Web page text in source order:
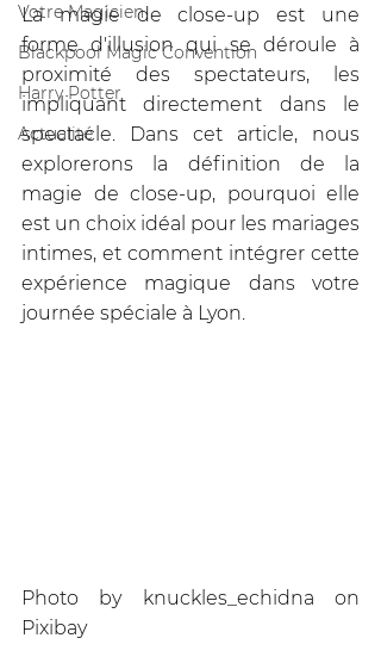
Votre Magicien
Blackpool Magic Convention
Harry Potter
Actualité
La magie de close-up est une
forme d'illusion qui se déroule à
proximité des spectateurs, les
impliquant directement dans le
spectacle. Dans cet article, nous
explorerons la définition de la
magie de close-up, pourquoi elle
est un choix idéal pour les mariages
intimes, et comment intégrer cette
expérience magique dans votre
journée spéciale à Lyon.
‍Photo by knuckles_echidna on
Pixibay